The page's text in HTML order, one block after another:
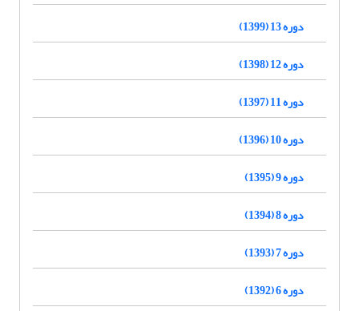
دوره 13 (1399)
دوره 12 (1398)
دوره 11 (1397)
دوره 10 (1396)
دوره 9 (1395)
دوره 8 (1394)
دوره 7 (1393)
دوره 6 (1392)